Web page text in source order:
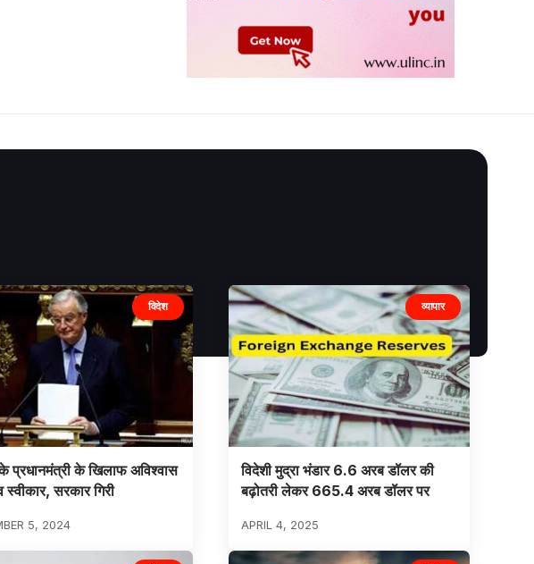
विदेश
प्रधानमंत्री के खिलाफ अविश्वास
स्वीकार, सरकार गिरी
5, 2024
व्यापार
विदेशी मुद्रा भंडार 6.6 अरब डॉलर की
बढ़ोतरी लेकर 665.4 अरब डॉलर पर
APRIL 4, 2025